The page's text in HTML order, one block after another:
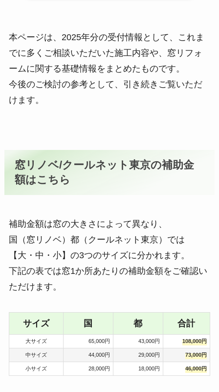
本ページは、2025年分の受付情報として、これま
でに多くご相談いただいた施工内容や、窓リフォ
ームに関する基礎情報をまとめたものです。
今後のご検討の参考として、引き続きご覧いただ
けます。
窓リノベ/クールネット東京の補助金
額はこちら
補助金額は窓の大きさによって異なり、
国（窓リノベ）都（クールネット東京）では
【大・中・小】の3つのサイズに分かれます。
下記の表では窓1か所あたりの補助金額をご確認い
ただけます。
サイズ 国 都 合計
大サイズ 65,000円 43,000円 108,000円
中サイズ 44,000円 29,000円 73,000円
小サイズ 28,000円 18,000円 46,000円